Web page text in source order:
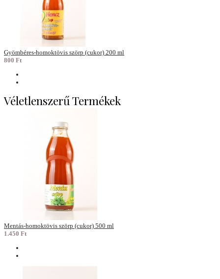
Gyömbéres-homoktövis szörp (cukor) 200 ml
800 Ft
Véletlenszerű Termékek
Mentás-homoktövis szörp (cukor) 500 ml
1.450 Ft